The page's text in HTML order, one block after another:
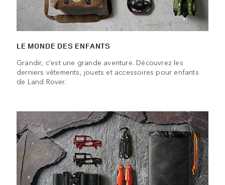
LE MONDE DES ENFANTS
Grandir, c'est une grande aventure. Découvrez les
derniers vêtements, jouets et accessoires pour enfants
de Land Rover.